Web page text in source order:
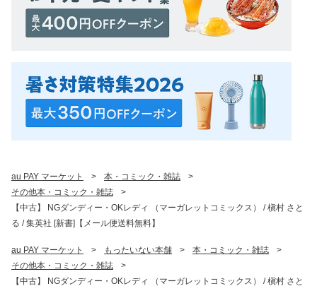
au PAY マーケット > 本・コミック・雑誌
>
その他本・コミック・雑誌
>
【中古】 NGダンディー・OKレディ （マーガレットコミックス） / 槇村 さと
る / 集英社 [新書]【メール便送料無料】
au PAY マーケット > もったいない本舗 > 本・コミック・雑誌
>
その他本・コミック・雑誌
>
【中古】 NGダンディー・OKレディ （マーガレットコミックス） / 槇村 さと